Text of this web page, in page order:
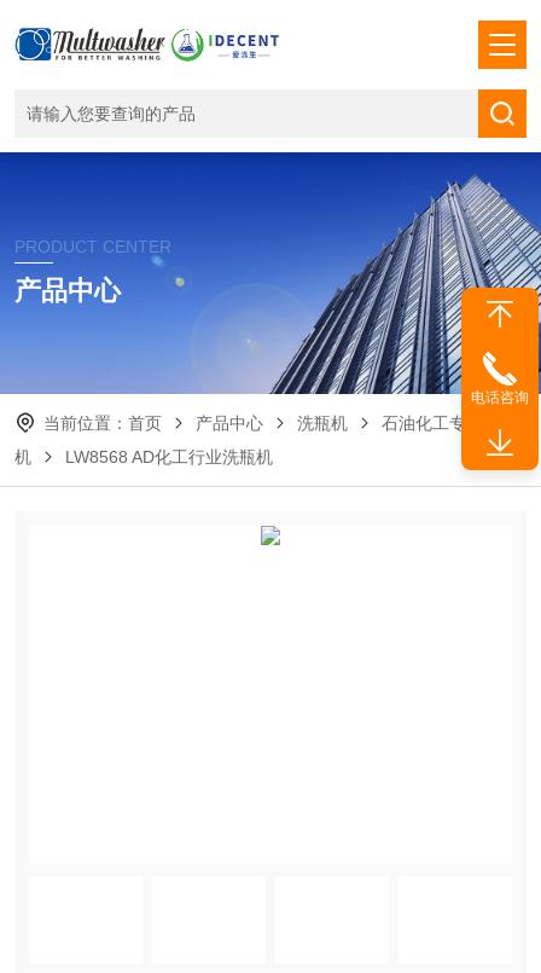
PRODUCT CENTER
产品中心
当前位置： 首页 产品中心 洗瓶机
石油化工专用清洗
机
LW8568 AD化工行业洗瓶机
电话咨询